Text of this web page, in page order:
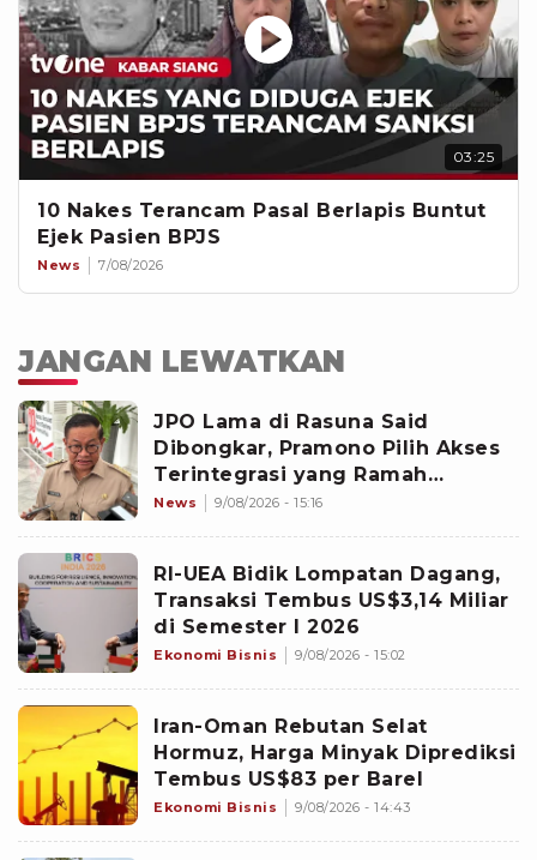
03:25
10 Nakes Terancam Pasal Berlapis Buntut
Ejek Pasien BPJS
News 7/08/2026
JANGAN LEWATKAN
JPO Lama di Rasuna Said
Dibongkar, Pramono Pilih Akses
Terintegrasi yang Ramah
Disabilitas
News 9/08/2026 - 15:16
RI-UEA Bidik Lompatan Dagang,
Transaksi Tembus US$3,14 Miliar
di Semester I 2026
Ekonomi Bisnis 9/08/2026 - 15:02
Iran-Oman Rebutan Selat
Hormuz, Harga Minyak Diprediksi
Tembus US$83 per Barel
Ekonomi Bisnis 9/08/2026 - 14:43